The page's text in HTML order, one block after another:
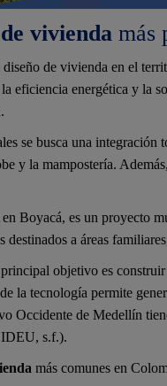
vivienda más
diseño de vivienda en el
eficiencia energética y la
se busca una
y la mampostería.
en Boyacá, es un proyecto
a áreas
objetivo es
la tecnología permite
Occidente de Medellín
s.f.).
más comunes en